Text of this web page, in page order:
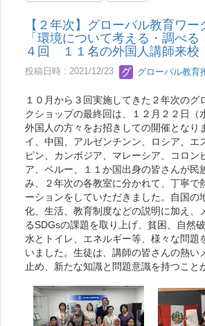
【２年次】グローバル教育ワー
「環境について考える・調べ
４回 １１名の外国人講師来校
投稿日時 : 2021/12/23 グローバル教育
１０月から３回実施してきた２年次のグ
クショップの最終回は、１２月２２日（
外国人の方々をお招きしての開催となり
イ、中国、アルゼンチンン、ロシア、エ
ピン、カンボジア、マレーシア、コロン
ア、ペルー、１１か国出身の皆さんが民
み、２年次の各教室に分かれて、丁寧で
ーションをしていただきました。自国の
化、生活、教育制度などの説明に加え、
るSDGsの課題を取り上げ、貧困、自然
水とトイレ、エネルギー等、様々な問題
いました。生徒は、講師の皆さんの熱い
止め、新たな知識と問題意識を持つこと